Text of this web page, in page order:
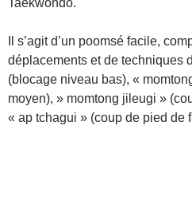
Taekwondo.
Il s’agit d’un poomsé facile,
déplacements et de techniques
(blocage niveau bas), «
moyen), » momtong jileugi »
« ap tchagui » (coup de pied de